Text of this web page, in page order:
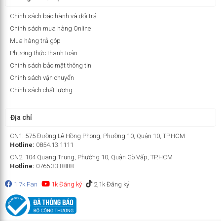
Chính sách bảo hành và đổi trả
Chính sách mua hàng Online
Mua hàng trả góp
Phương thức thanh toán
Chính sách bảo mật thông tin
Chính sách vận chuyển
Chính sách chất lượng
Địa chỉ
CN1: 575 Đường Lê Hồng Phong, Phường 10, Quận 10, TP.HCM
Hotline: 0854.13.1111
CN2: 104 Quang Trung, Phường 10, Quận Gò Vấp, TP.HCM
Hotline: 0765.33.8888
1.7k Fan 1k Đăng ký 2,1k Đăng ký